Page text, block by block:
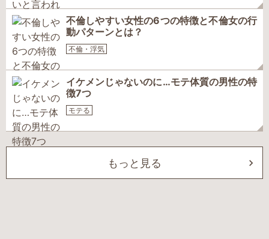
不倫しやすい女性の6つの特徴と不倫女の行
動パターンとは？
不倫・浮気
イケメンじゃないのに…モテ体質の男性の特
徴7つ
モテる
もっと見る